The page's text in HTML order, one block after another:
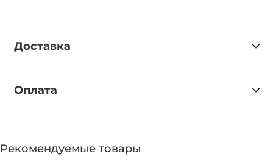
Доставка
Оплата
Рекомендуемые товары